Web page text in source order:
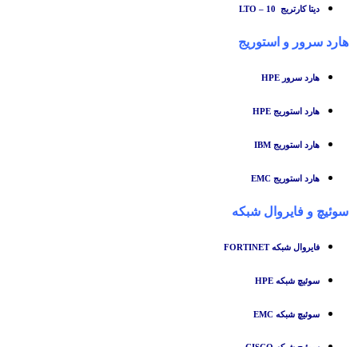
دیتا کارتریج LTO – 10
هارد سرور و استوریج
هارد سرور HPE
هارد استوریج HPE
هارد استوریج IBM
هارد استوریج EMC
سوئیچ و فایروال شبکه
فایروال شبکه FORTINET
سوئیچ شبکه HPE
سوئیچ شبکه EMC